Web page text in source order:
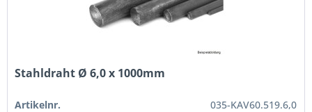
Stahldraht Ø 6,0 x 1000mm
Artikelnr. 035-KAV60.519.6,0